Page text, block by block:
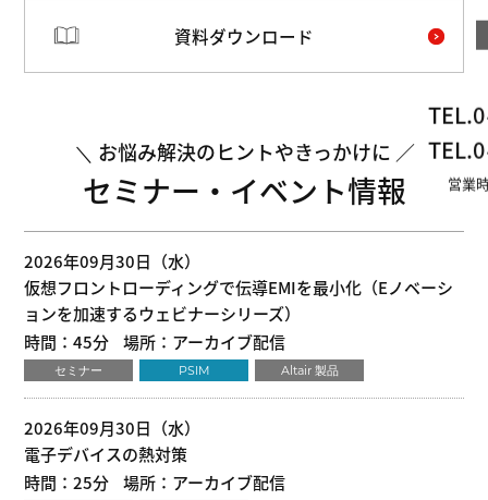
TEL.
TEL.
営業
資料ダウンロード
お悩み解決のヒントやきっかけに
セミナー・イベント情報
2026年09月30日（水）
仮想フロントローディングで伝導EMIを最小化（Eノベーシ
ョンを加速するウェビナーシリーズ）
時間：45分
場所：アーカイブ配信
セミナー PSIM Altair 製品
2026年09月30日（水）
電子デバイスの熱対策
時間：25分
場所：アーカイブ配信